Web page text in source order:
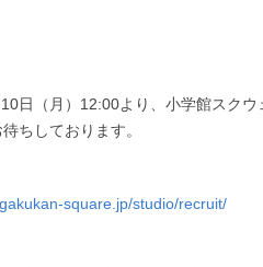
日（月）12:00より、小学館スク
ちしております。
square.jp/studio/recruit/